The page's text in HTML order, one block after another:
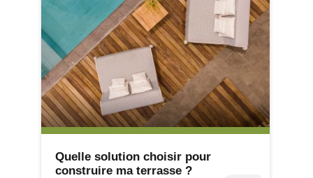
Quelle solution choisir pour
construire ma terrasse ?